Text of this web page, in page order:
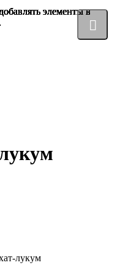
лукум
элементы в
элементы в
элементы в
элементы в
элементы в
элементы в
элементы в
элементы в